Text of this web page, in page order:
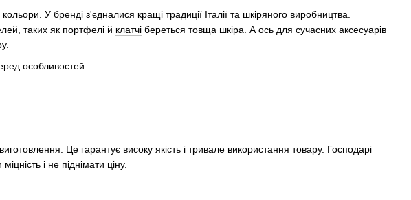
У бренді з'єдналися кращі традиції Італії та шкіряного виробництва.
таких як портфелі й клатчі береться товща шкіра. А ось для сучасних аксесуарів
особливостей:
Це гарантує високу якість і тривале використання товару. Господарі
і не піднімати ціну.